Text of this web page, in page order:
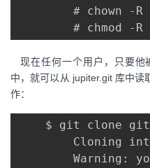
# chown -R
现在任何一个用户，只要他
中，就可以从 jupiter.git 库中读
作：
$ git clone
Cloning